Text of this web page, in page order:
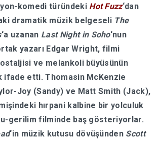
komedi türündeki Hot Fuzz‘dan
dramatik müzik belgeseli The
‘a uzanan Last Night in Soho‘nun
yazarı Edgar Wright, filmi
ve melankoli büyüsünün
ifade etti. Thomasin McKenzie
Joy (Sandy) ve Matt Smith (Jack),
hırpani kalbine bir yolculuk
gerilim filminde baş gösteriyorlar.
‘in müzik kutusu dövüşünden Scott